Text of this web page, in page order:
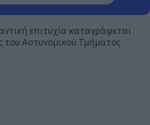
επιτυχία καταγράφεται
του Αστυνομικού Τμήματος